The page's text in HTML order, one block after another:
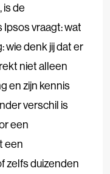
is de
vraagt: wat
wie denk jij dat er
niet alleen
en zijn kennis
verschil is
een
een
zelfs duizenden